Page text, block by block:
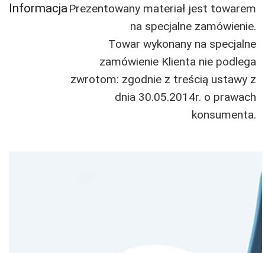
InformacjaPrezentowany materiał jest towarem
na specjalne zamówienie.
Towar wykonany na specjalne
zamówienie Klienta nie podlega
zwrotom: zgodnie z treścią ustawy z
dnia 30.05.2014r. o prawach
konsumenta.